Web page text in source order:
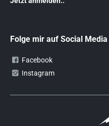
Folge mir auf Social Media
Facebook
Instagram